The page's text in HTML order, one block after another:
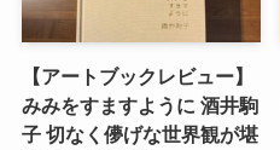
【アートブックレビュー】
みみをすますように 酒井駒
子 切なく儚げな世界観が堪